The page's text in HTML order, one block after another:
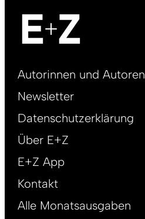
Footer
DE
Autorinnen und Autoren
Newsletter
Datenschutzerklärung
Über E+Z
E+Z App
Kontakt
Alle Monatsausgaben